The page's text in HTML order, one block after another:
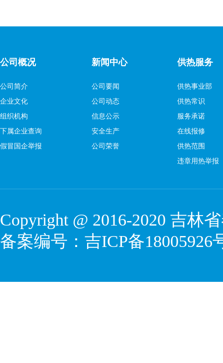
公司概况
公司简介
企业文化
组织机构
下属企业查询
假冒国企举报
新闻中心
公司要闻
公司动态
信息公示
安全生产
公司荣誉
供热服务
供热事业部
供热常识
服务承诺
在线报修
供热范围
违章用热举报
Copyright @ 2016-2020 吉林
备案编号： 吉ICP备18005926